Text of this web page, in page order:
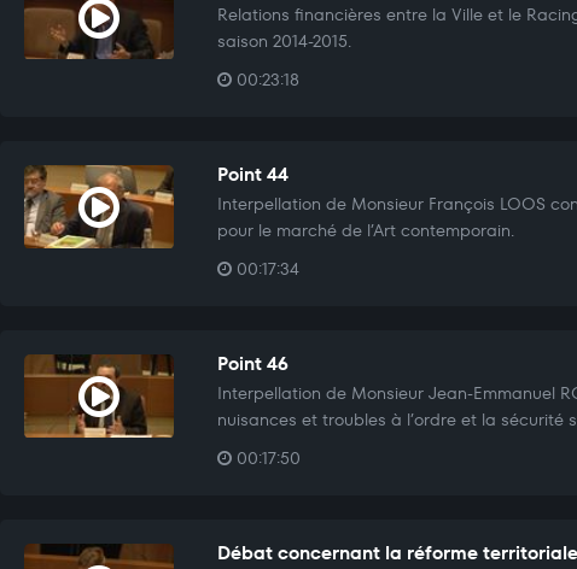
Relations financières entre la Ville et le
saison 2014-2015.
00:23:18
Point 44
Interpellation de Monsieur François LOOS
pour le marché de l’Art contemporain.
00:17:34
Point 46
Interpellation de Monsieur Jean-Emmanuel
nuisances et troubles à l’ordre et la sécurité
00:17:50
Débat concernant la réforme territoriale